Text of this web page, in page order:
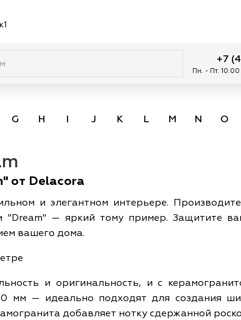
+7
Пн. - Пт.
G H I J K L M N O
от Delacora
и элегантном интерьере.
"Dream" — яркий тому пример. Защитите
вашего дома.
и оригинальность, и с
— идеально подходят для создания
добавляет нотку сдержанной